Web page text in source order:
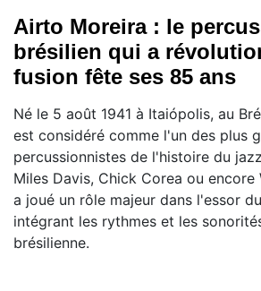
Airto Moreira : le
brésilien qui a
fusion fête ses 85 ans
Né le 5 août 1941 à Itaiópolis, au
est considéré comme l'un des plus
percussionnistes de l'histoire du
Miles Davis, Chick Corea ou encore
a joué un rôle majeur dans l'essor
intégrant les rythmes et les
brésilienne.